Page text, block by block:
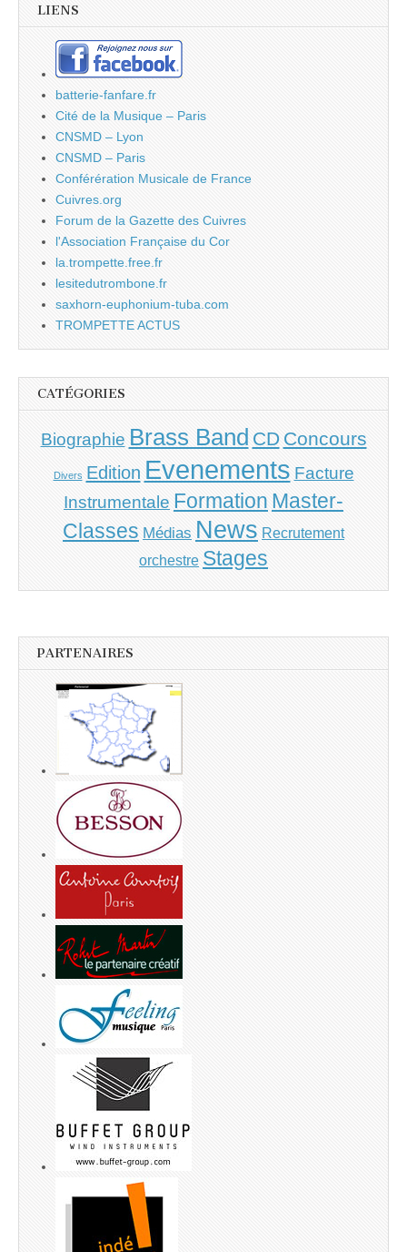
LIENS
batterie-fanfare.fr
Cité de la Musique – Paris
CNSMD – Lyon
CNSMD – Paris
Conférération Musicale de France
Cuivres.org
Forum de la Gazette des Cuivres
l'Association Française du Cor
la.trompette.free.fr
lesitedutrombone.fr
saxhorn-euphonium-tuba.com
TROMPETTE ACTUS
CATÉGORIES
Biographie Brass Band CD Concours
Divers Edition Evenements Facture
Instrumentale Formation Master-
Classes Médias News Recrutement
orchestre Stages
PARTENAIRES